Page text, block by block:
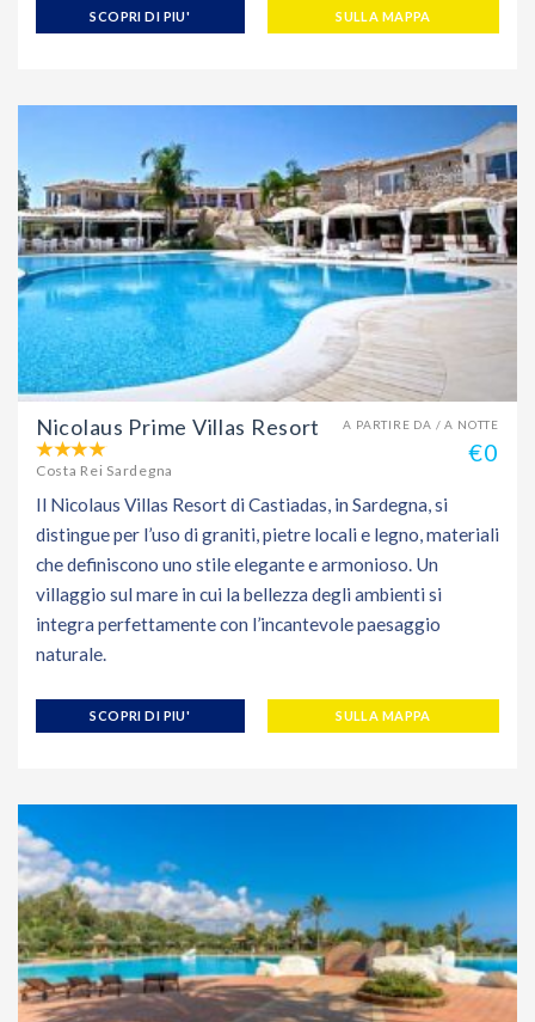
SCOPRI DI PIU' SULLA MAPPA
A PARTIRE DA / A NOTTE
€0
Nicolaus Prime Villas Resort
Costa Rei Sardegna
Il Nicolaus Villas Resort di Castiadas, in Sardegna, si
distingue per l’uso di graniti, pietre locali e legno, materiali
che definiscono uno stile elegante e armonioso. Un
villaggio sul mare in cui la bellezza degli ambienti si
integra perfettamente con l’incantevole paesaggio
naturale.
SCOPRI DI PIU' SULLA MAPPA